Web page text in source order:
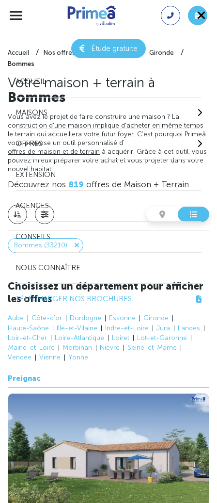
Étude gratuite
ACCUEIL
MAISONS
OFFRES
EXTENSION
AGENCES
CONSEILS
NOUS CONNAÎTRE
TÉLÉCHARGER NOS BROCHURES
Accueil Nos offres de maison + terrain
Gironde
Bommes
Votre maison + terrain à
Bommes
Vous avez le projet de faire construire une maison ? La
construction d'une maison implique d'acheter en même temps
le terrain qui accueillera votre futur foyer. C'est pourquoi Primeâ
vous propose un outil personnalisé d'
offres de maison et de terrain à acquérir. Grâce à cet outil, vous
pouvez mieux préparer votre achat et vous projeter dans votre
nouvel habitat.
Découvrez nos 819 offres de Maison + Terrain
Bommes (33210)
Choisissez un département pour afficher
les offres
Aube Côte-d'or Dordogne Essonne
Gironde
Haute-Saône
Ille-et-Vilaine Indre-et-Loire Jura
Landes
Loir-et-Cher
Loire-Atlantique Loiret
Lot-et-Garonne
Maine-et-Loire
Morbihan Nièvre
Seine-et-Marne
Vendée
Vienne Yonne
Preignac